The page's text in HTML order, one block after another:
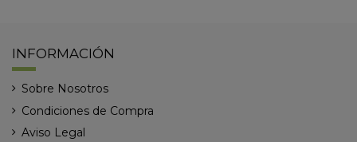
INFORMACIÓN
Sobre Nosotros
Condiciones de Compra
Aviso Legal